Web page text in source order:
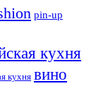
pin-up
кухня
кухня вино